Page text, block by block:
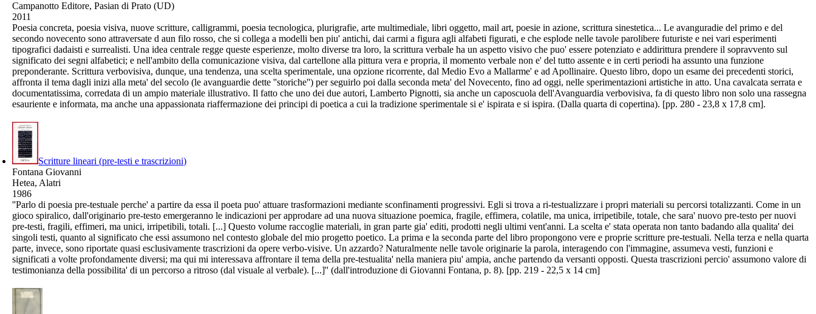
Campanotto Editore, Pasian di Prato (UD)
2011
Poesia concreta, poesia visiva, nuove scritture, calligrammi, poesia tecnologica, plurigrafie, arte multimediale, libri oggetto, mail art, poesie in azione, scrittura sinestetica... Le avanguradie del primo e del
secondo novecento sono attraversate d aun filo rosso, che si collega a modelli ben piu' antichi, dai carmi a figura agli alfabeti figurati, e che esplode nelle tavole parolibere futuriste e nei vari esperimenti
tipografici dadaisti e surrealisti. Una idea centrale regge queste esperienze, molto diverse tra loro, la scrittura verbale ha un aspetto visivo che puo' essere potenziato e addirittura prendere il sopravvento sul
significato dei segni alfabetici; e nell'ambito della comunicazione visiva, dal cartellone alla pittura vera e propria, il momento verbale non e' del tutto assente e in certi periodi ha assunto una funzione
preponderante. Scrittura verbovisiva, dunque, una tendenza, una scelta sperimentale, una opzione ricorrente, dal Medio Evo a Mallarme' e ad Apollinaire. Questo libro, dopo un esame dei precedenti storici,
affronta il tema dagli inizi alla meta' del secolo (le avanguardie dette ''storiche'') per seguirlo poi dalla seconda meta' del Novecento, fino ad oggi, nelle sperimentazioni artistiche in atto. Una cavalcata serrata e
documentatissima, corredata di un ampio materiale illustrativo. Il fatto che uno dei due autori, Lamberto Pignotti, sia anche un caposcuola dell'Avanguardia verbovisiva, fa di questo libro non solo una rassegna
esauriente e informata, ma anche una appassionata riaffermazione dei principi di poetica a cui la tradizione sperimentale si e' ispirata e si ispira. (Dalla quarta di copertina). [pp. 280 - 23,8 x 17,8 cm].
Scritture lineari (pre-testi e trascrizioni)
Fontana Giovanni
Hetea, Alatri
1986
''Parlo di poesia pre-testuale perche' a partire da essa il poeta puo' attuare trasformazioni mediante sconfinamenti progressivi. Egli si trova a ri-testualizzare i propri materiali su percorsi totalizzanti. Come in un
gioco spiralico, dall'originario pre-testo emergeranno le indicazioni per approdare ad una nuova situazione poemica, fragile, effimera, colatile, ma unica, irripetibile, totale, che sara' nuovo pre-testo per nuovi
pre-testi, fragili, effimeri, ma unici, irripetibili, totali. [...] Questo volume raccoglie materiali, in gran parte gia' editi, prodotti negli ultimi vent'anni. La scelta e' stata operata non tanto badando alla qualita' dei
singoli testi, quanto al significato che essi assumono nel contesto globale del mio progetto poetico. La prima e la seconda parte del libro propongono vere e proprie scritture pre-testuali. Nella terza e nella quarta
parte, invece, sono riportate quasi esclusivamente trascrizioni da opere verbo-visive. Un azzardo? Naturalmente nelle tavole originarie la parola, interagendo con l'immagine, assumeva vesti, funzioni e
significati a volte profondamente diversi; ma qui mi interessava affrontare il tema della pre-testualita' nella maniera piu' ampia, anche partendo da versanti opposti. Questa trascrizioni percio' assumono valore di
testimonianza della possibilita' di un percorso a ritroso (dal visuale al verbale). [...]'' (dall'introduzione di Giovanni Fontana, p. 8). [pp. 219 - 22,5 x 14 cm]